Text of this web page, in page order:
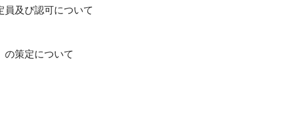
員及び認可について
の策定について